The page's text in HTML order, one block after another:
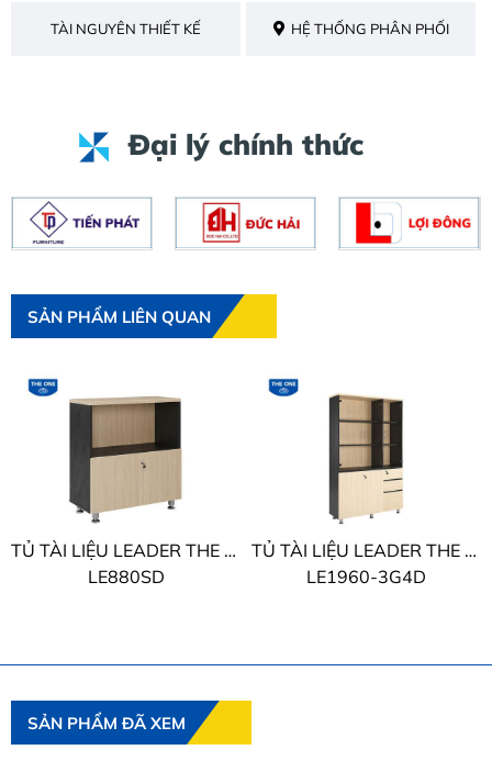
TÀI NGUYÊN THIẾT KẾ HỆ THỐNG PHÂN PHỐI
Đại lý chính thức
SẢN PHẨM LIÊN QUAN
TỦ TÀI LIỆU LEADER THE ONE
LE880SD
TỦ TÀI LIỆU LEADER THE ONE
LE1960-3G4D
SẢN PHẨM ĐÃ XEM